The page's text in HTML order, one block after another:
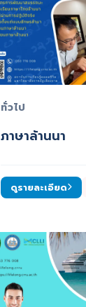
ทั่วไป
ภาษาล้านนา
ดูรายละเอียด